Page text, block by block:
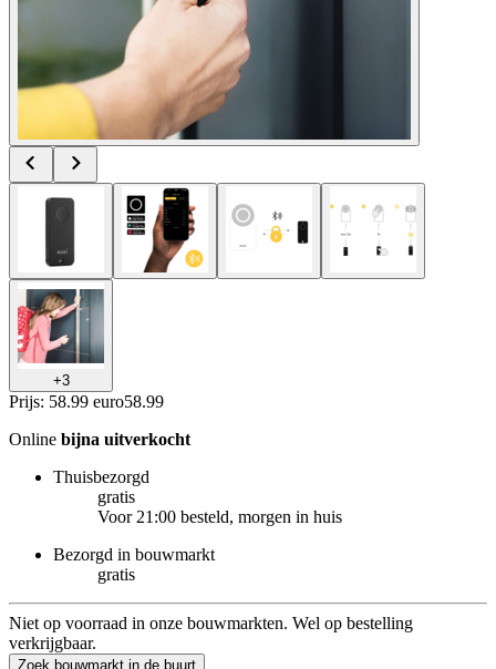
+3
Prijs: 58.99 euro58.99
Online bijna uitverkocht
Thuisbezorgd
gratis
Voor 21:00 besteld, morgen in huis
Bezorgd in bouwmarkt
gratis
Niet op voorraad in onze bouwmarkten. Wel op bestelling
verkrijgbaar.
Zoek bouwmarkt in de buurt